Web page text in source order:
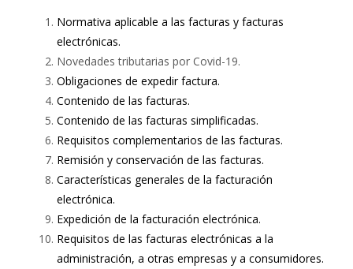
Normativa aplicable a las facturas y facturas
electrónicas.
Novedades tributarias por Covid-19.
Obligaciones de expedir factura.
Contenido de las facturas.
Contenido de las facturas simplificadas.
Requisitos complementarios de las facturas.
Remisión y conservación de las facturas.
Características generales de la facturación
electrónica.
Expedición de la facturación electrónica.
Requisitos de las facturas electrónicas a la
administración, a otras empresas y a consumidores.